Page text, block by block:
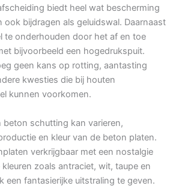
biedt heel wat bescherming
ook bijdragen als geluidswal. Daarnaast
te onderhouden door het af en toe
bijvoorbeeld een hogedrukspuit.
geen kans op rotting, aantasting
kwesties die bij houten
kunnen voorkomen.
beton schutting kan varieren,
en kleur van de beton platen.
verkrijgbaar met een nostalgie
zoals antraciet, wit, taupe en
een fantasierijke uitstraling te geven.